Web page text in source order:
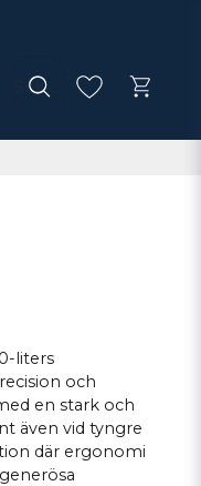
liters
och
en stark och
även vid tyngre
där ergonomi